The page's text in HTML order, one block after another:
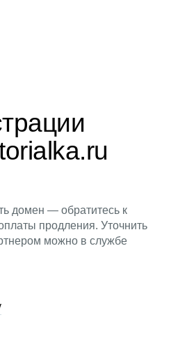
домен — обратитесь к
продления. Уточнить
можно в службе